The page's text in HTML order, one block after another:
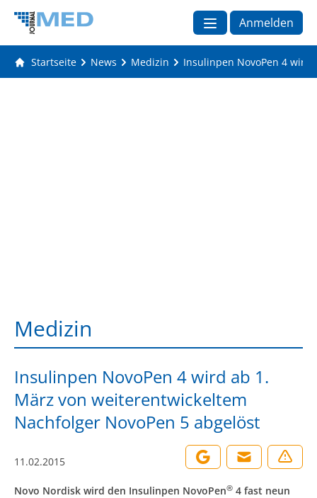
Anmelden
Startseite News Medizin Insulinpen NovoPen 4 wird
Medizin
Insulinpen NovoPen 4 wird ab 1.
März von weiterentwickeltem
Nachfolger NovoPen 5 abgelöst
11.02.2015
Novo Nordisk wird den Insulinpen NovoPen® 4 fast neun